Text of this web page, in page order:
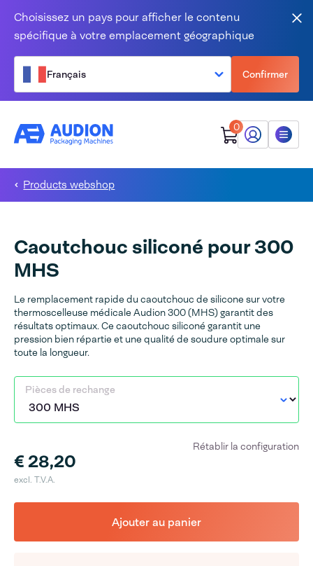
Choisissez un pays pour afficher le contenu
spécifique à votre emplacement géographique
Français Confirmer
0
Mon Audion
Menu
Products webshop
Caoutchouc siliconé pour 300
MHS
Le remplacement rapide du caoutchouc de silicone sur votre
thermoscelleuse médicale Audion 300 (MHS) garantit des
résultats optimaux. Ce caoutchouc siliconé garantit une
pression bien répartie et une qualité de soudure optimale sur
toute la longueur.
Pièces de rechange
€ 28,20
excl. T.V.A.
Rétablir la configuration
Ajouter au panier